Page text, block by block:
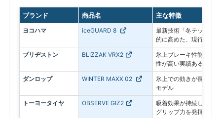
ブランド 商品名 主な特徴
ヨコハマ iceGUARD 8
最新技術「冬テック」
的に高めた、現行モデル
ブリヂストン BLIZZAK VRX2
氷上ブレーキ性能に優
性が高い実績あるモデル
ダンロップ WINTER MAXX 02
氷上での効きが長持ち
モデル
トーヨータイヤ OBSERVE GIZ2
吸着効果が持続し、ア
グリップ力を発揮